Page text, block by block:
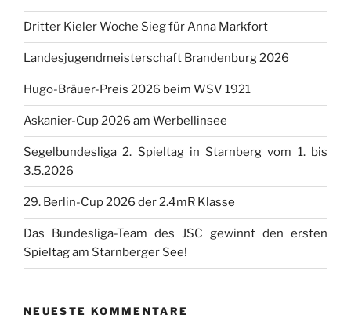
Dritter Kieler Woche Sieg für Anna Markfort
Landesjugendmeisterschaft Brandenburg 2026
Hugo-Bräuer-Preis 2026 beim WSV 1921
Askanier-Cup 2026 am Werbellinsee
Segelbundesliga 2. Spieltag in Starnberg vom 1. bis
3.5.2026
29. Berlin-Cup 2026 der 2.4mR Klasse
Das Bundesliga-Team des JSC gewinnt den ersten
Spieltag am Starnberger See!
NEUESTE KOMMENTARE